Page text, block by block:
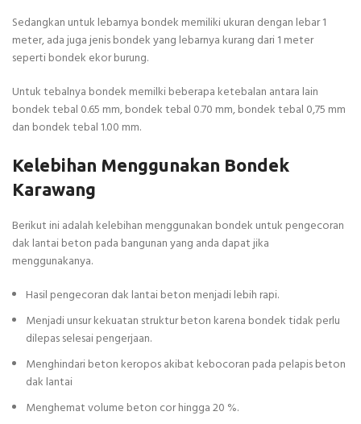
Sedangkan untuk lebarnya bondek memiliki ukuran dengan lebar 1
meter, ada juga jenis bondek yang lebarnya kurang dari 1 meter
seperti bondek ekor burung.
Untuk tebalnya bondek memilki beberapa ketebalan antara lain
bondek tebal 0.65 mm, bondek tebal 0.70 mm, bondek tebal 0,75 mm
dan bondek tebal 1.00 mm.
Kelebihan Menggunakan Bondek
Karawang
Berikut ini adalah kelebihan menggunakan bondek untuk pengecoran
dak lantai beton pada bangunan yang anda dapat jika
menggunakanya.
Hasil pengecoran dak lantai beton menjadi lebih rapi.
Menjadi unsur kekuatan struktur beton karena bondek tidak perlu
dilepas selesai pengerjaan.
Menghindari beton keropos akibat kebocoran pada pelapis beton
dak lantai
Menghemat volume beton cor hingga 20 %.